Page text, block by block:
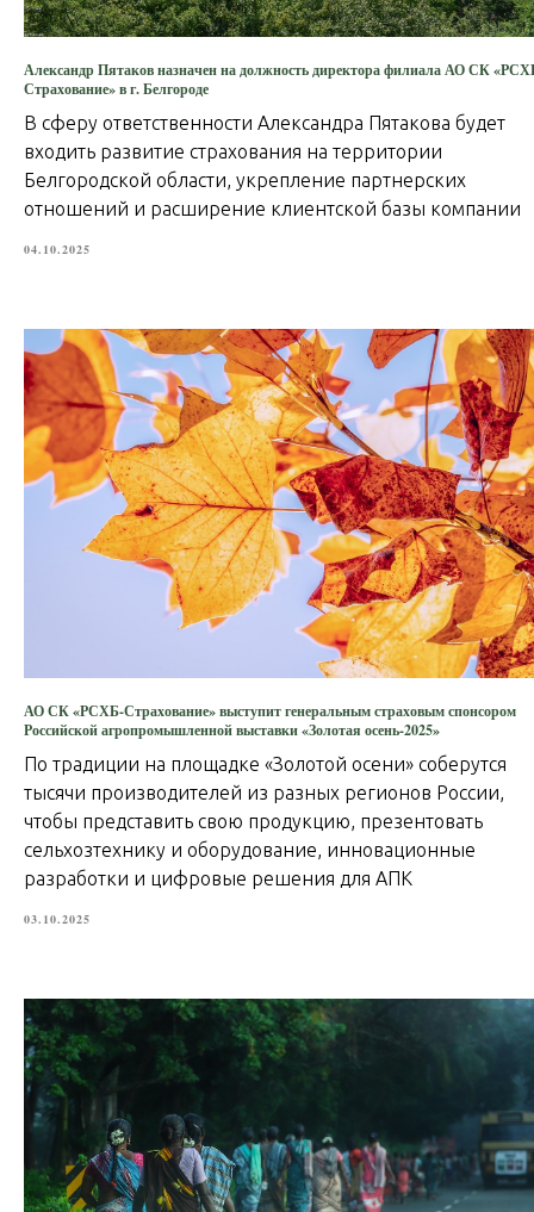
Александр Пятаков назначен на должность директора филиала АО СК
Страхование» в г. Белгороде
В сферу ответственности Александра Пятакова будет
входить развитие страхования на территории
Белгородской области, укрепление партнерских
отношений и расширение клиентской базы компании
04.10.2025
АО СК «РСХБ-Страхование» выступит генеральным страховым спонсором
Российской агропромышленной выставки «Золотая осень-2025»
По традиции на площадке «Золотой осени» соберутся
тысячи производителей из разных регионов России,
чтобы представить свою продукцию, презентовать
сельхозтехнику и оборудование, инновационные
разработки и цифровые решения для АПК
03.10.2025